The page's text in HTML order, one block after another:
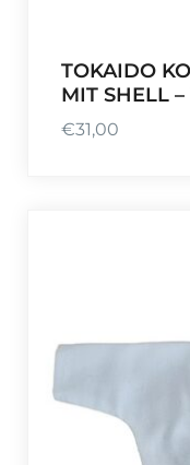
TOKAIDO
MIT SHELL
€31,00